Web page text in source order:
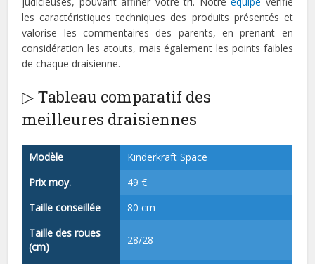
les caractéristiques techniques des produits présentés et
valorise les commentaires des parents, en prenant en
considération les atouts, mais également les points faibles
de chaque draisienne.
▷ Tableau comparatif des
meilleures draisiennes
Modèle
Kinderkraft Space
Prix moy.
49 €
Taille conseillée
80 cm
Taille des roues
(cm)
28/28